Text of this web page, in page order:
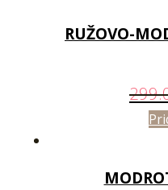
RUŽOVO-